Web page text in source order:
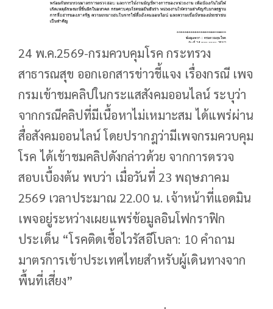
24 พ.ค.2569-กรมควบคุมโรค กระทรวง
สาธารณสุข ออกเอกสารข่าวชี้แจง เรื่องกรณี เพจ
กรมเข้าชมคลิปในกระแสสังคมออนไลน์ ระบุว่า
จากกรณีคลิปที่มีเนื้อหาไม่เหมาะสม ได้แพร่ผ่าน
สื่อสังคมออนไลน์ โดยปรากฎว่ามีเพจกรมควบคุม
โรค ได้เข้าชมคลิปดังกล่าวด้วย จากการตรวจ
สอบเบื้องต้น พบว่า เมื่อวันที่ 23 พฤษภาคม
2569 เวลาประมาณ 22.00 น. เจ้าหน้าที่แอดมิน
เพจอยู่ระหว่างเผยแพร่ข้อมูลอินโฟกราฟิก
ประเด็น “โรคติดเชื้อไวรัสอีโบลา: 10 คำถาม
มาตรการเข้าประเทศไทยสำหรับผู้เดินทางจาก
พื้นที่เสี่ยง”